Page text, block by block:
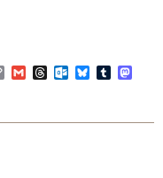
Copy
Link
GmailThreadsOutlook.com
BlueskyTumblr